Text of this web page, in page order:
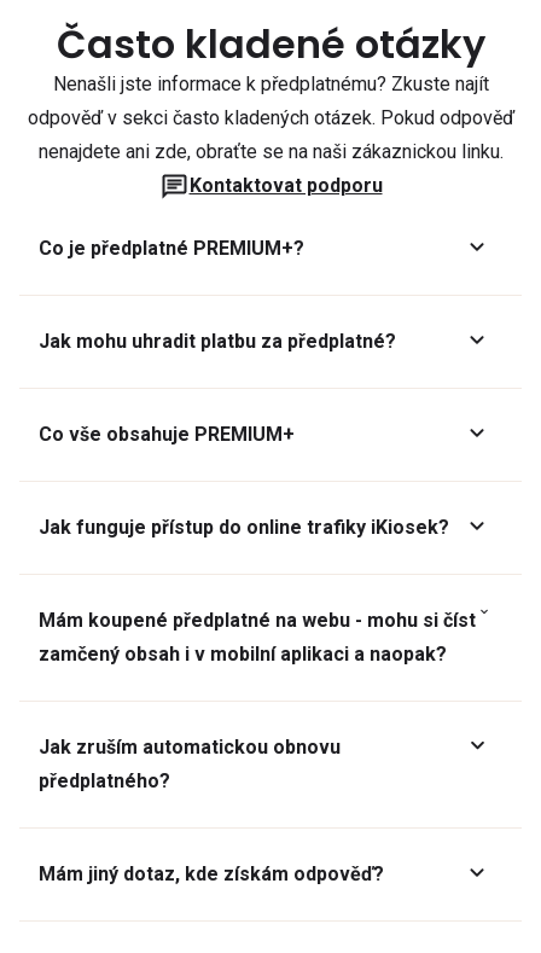
Často kladené otázky
Nenašli jste informace k předplatnému? Zkuste najít
odpověď v sekci často kladených otázek. Pokud odpověď
nenajdete ani zde, obraťte se na naši zákaznickou linku.
Kontaktovat podporu
Co je předplatné PREMIUM+?
Jak mohu uhradit platbu za předplatné?
Co vše obsahuje PREMIUM+
Jak funguje přístup do online trafiky iKiosek?
Mám koupené předplatné na webu - mohu si číst
zamčený obsah i v mobilní aplikaci a naopak?
Jak zruším automatickou obnovu
předplatného?
Mám jiný dotaz, kde získám odpověď?